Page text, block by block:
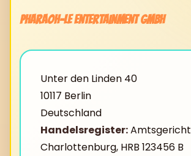
Pharaoh-Le Entertainment GmbH
Unter den Linden 40
10117 Berlin
Deutschland
Handelsregister:Amtsgericht
Charlottenburg, HRB 123456 B